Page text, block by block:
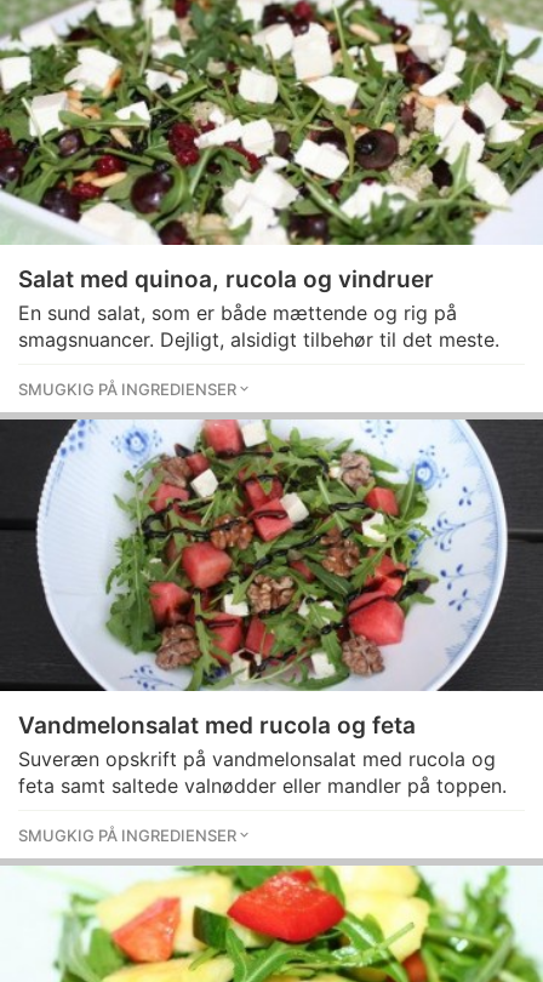
Salat med quinoa, rucola og vindruer
En sund salat, som er både mættende og rig på
smagsnuancer. Dejligt, alsidigt tilbehør til det meste.
SMUGKIG PÅ INGREDIENSER
Vandmelonsalat med rucola og feta
Suveræn opskrift på vandmelonsalat med rucola og
feta samt saltede valnødder eller mandler på toppen.
SMUGKIG PÅ INGREDIENSER